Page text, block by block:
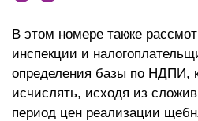
В этом номере также
инспекции и
определения базы по НДПИ,
исчислять, исходя из
период цен реализации